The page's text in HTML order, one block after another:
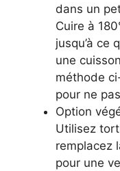
dans un
Cuire à
jusqu’à ce
une
méthode
pour ne
Option
Utilisez
remplacez
pour une